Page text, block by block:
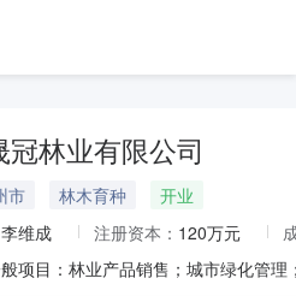
冠林业有限公司
市 林木育种
开业
李维成 注册资本： 120万元